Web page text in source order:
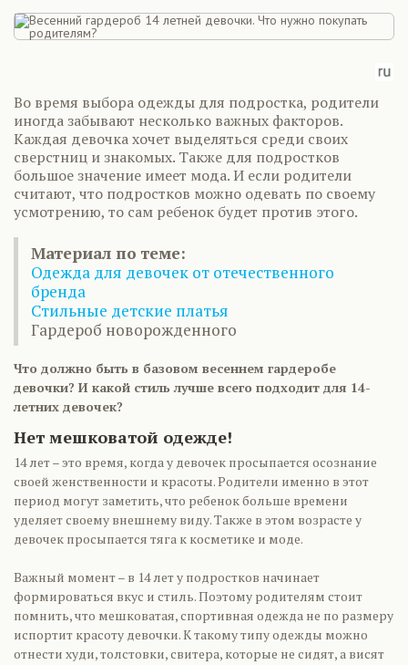
Во время выбора одежды для подростка, родители
иногда забывают несколько важных факторов.
Каждая девочка хочет выделяться среди своих
сверстниц и знакомых. Также для подростков
большое значение имеет мода. И если родители
считают, что подростков можно одевать по своему
усмотрению, то сам ребенок будет против этого.
Материал по теме:
Одежда для девочек от отечественного
бренда
Стильные детские платья
Гардероб новорожденного
Что должно быть в базовом весеннем гардеробе
девочки? И какой стиль лучше всего подходит для 14-
летних девочек?
Нет мешковатой одежде!
14 лет – это время, когда у девочек просыпается осознание
своей женственности и красоты. Родители именно в этот
период могут заметить, что ребенок больше времени
уделяет своему внешнему виду. Также в этом возрасте у
девочек просыпается тяга к косметике и моде.
Важный момент – в 14 лет у подростков начинает
формироваться вкус и стиль. Поэтому родителям стоит
помнить, что мешковатая, спортивная одежда не по размеру
испортит красоту девочки. К такому типу одежды можно
отнести худи, толстовки, свитера, которые не сидят, а висят